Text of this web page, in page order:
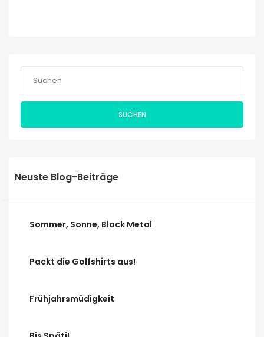
SUCHEN
Neuste Blog-Beiträge
Sommer, Sonne, Black Metal
Packt die Golfshirts aus!
Frühjahrsmüdigkeit